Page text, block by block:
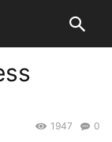
0
1947